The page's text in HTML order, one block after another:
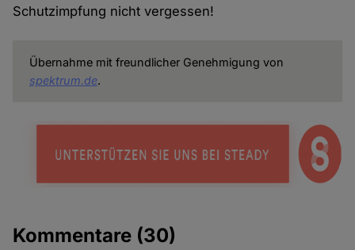
Schutzimpfung nicht vergessen!
Übernahme mit freundlicher Genehmigung von
spektrum.de.
Kommentare (30)